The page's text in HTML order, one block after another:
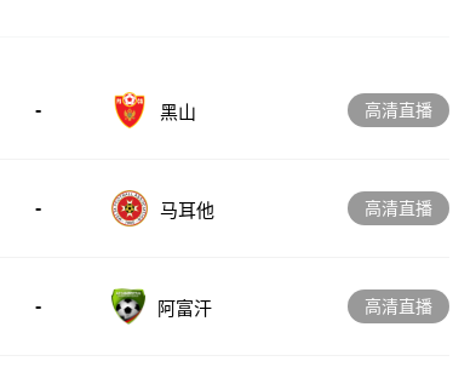
- 黑山 高清直播
- 马耳他 高清直播
- 阿富汗 高清直播